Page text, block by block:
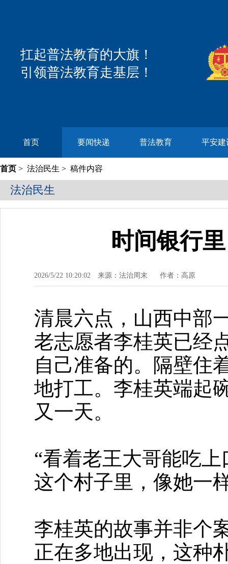
扛起普法教育的大旗！
引领普法教育走基层！
首页 要闻快递 普法教育 平安建
首页 > 法治民生 > 稿件内容
法治民生
时间银行
2026/5/22 10:20:02 来源：法治周末 作者：高原
清晨六点，山西中部
老志愿者李桂英已经
自己准备的。隔壁住
地打工。李桂英端起
又一天。
“看着老王大哥能吃
这个村子里，像她一
李桂英的故事并非个
正在多地出现，这种